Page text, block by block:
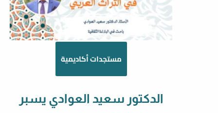
مستجدات أكاديمية
الدكتور سعيد العوادي يسبر